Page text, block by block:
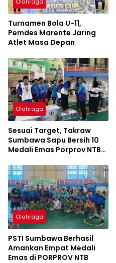
Turnamen Bola U-11,
Pemdes Marente Jaring
Atlet Masa Depan
Olahraga
Sesuai Target, Takraw
Sumbawa Sapu Bersih 10
Medali Emas Porprov NTB
Olahraga
PSTI Sumbawa Berhasil
Amankan Empat Medali
Emas di PORPROV NTB